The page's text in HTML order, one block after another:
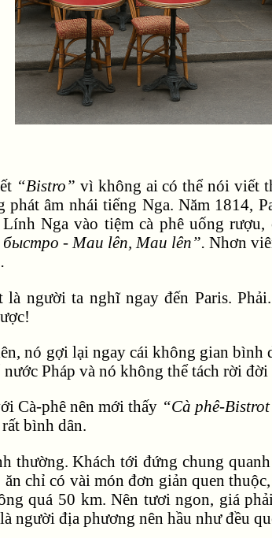
“Bistro” vì không ai có thể nói viết
âm nhái tiếng Nga. Năm 1814,
Nga vào tiệm cà phê uống
- Mau lên, Mau lên”.Nhơn
người ta nghĩ ngay đến Paris.
nó gợi lại ngay cái không gian bình
Pháp và nó không thể tách rời đời
Cà-phê nên mới thấy “Cà phê-
bình dân.
thường. Khách tới đứng chung
chỉ có vài món đơn giản quen
quá 50 km. Nên tươi ngon, giá
người địa phương nên hầu như đều